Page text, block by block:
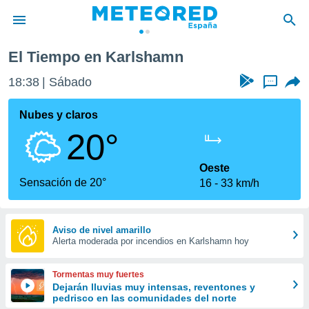
de
por
que se
calidad.
a este
las
y
forma
digital
basada
El Tiempo en Karlshamn
18:38 Sábado ...
Nubes y claros
20°
Sensación de 20°
Oeste
16
33 km/h
Aviso de nivel amarillo
Alerta moderada por incendios en Karlshamn hoy
Tormentas muy fuertes
Dejarán lluvias muy intensas, reventones y
pedrisco en las comunidades del norte